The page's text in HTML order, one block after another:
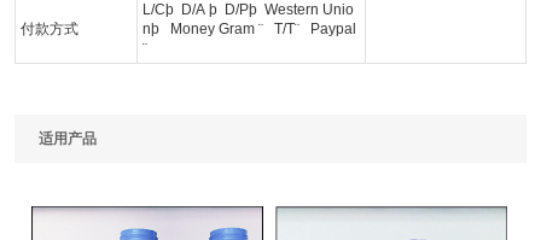
付款方式
L/Cþ D/A þ D/Pþ Western Unio
nþ Money Gram ¨ T/T¨ Paypal
¨
适用产品